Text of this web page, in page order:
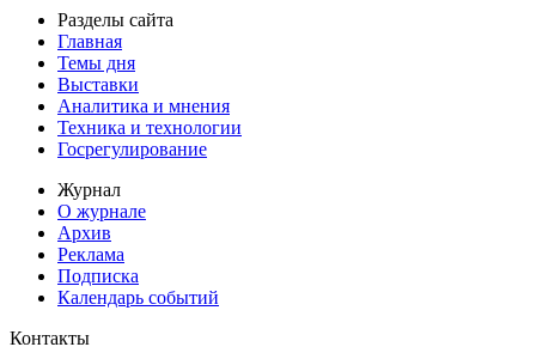
Разделы сайта
Главная
Темы дня
Выставки
Аналитика и мнения
Техника и технологии
Госрегулирование
Журнал
О журнале
Архив
Реклама
Подписка
Календарь событий
Контакты